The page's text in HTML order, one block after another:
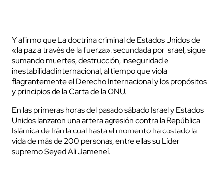
Y afirmo que La doctrina criminal de Estados Unidos de
«la paz a través de la fuerza», secundada por Israel, sigue
sumando muertes, destrucción, inseguridad e
inestabilidad internacional, al tiempo que viola
flagrantemente el Derecho Internacional y los propósitos
y principios de la Carta de la ONU.
En las primeras horas del pasado sábado Israel y Estados
Unidos lanzaron una artera agresión contra la República
Islámica de Irán la cual hasta el momento ha costado la
vida de más de 200 personas, entre ellas su Líder
supremo Seyed Ali Jameneí.